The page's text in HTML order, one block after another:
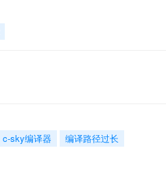
c-sky编译器 编译路径过长